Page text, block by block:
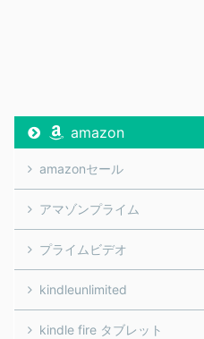
amazon
amazonセール
アマゾンプライム
プライムビデオ
kindleunlimited
kindle fire タブレット